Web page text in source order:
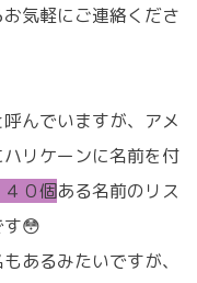
気軽にご連絡くださ
んでいますが、アメ
リケーンに名前を付
４０個ある名前のリス
す😳
あるみたいですが、